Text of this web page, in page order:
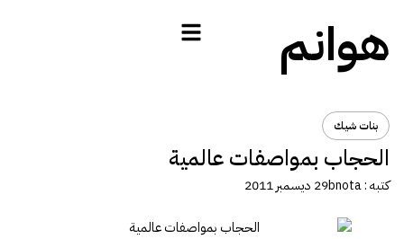
هوانم
بنات شيك
الحجاب بمواصفات عالمية
كتبه :bnota29 ديسمبر 2011